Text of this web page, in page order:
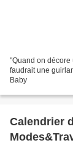
"Quand on
faudrait une
Baby
Calendrier